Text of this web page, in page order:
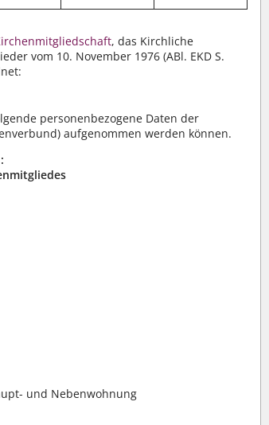
, das Kirchliche
vom 10. November 1976 (ABl. EKD S.
personenbezogene Daten der
aufgenommen werden können.
und Nebenwohnung